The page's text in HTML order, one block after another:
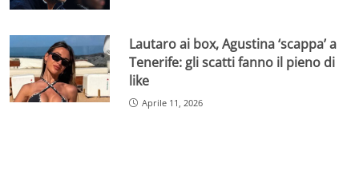
Lautaro ai box, Agustina ‘scappa’ a
Tenerife: gli scatti fanno il pieno di
like
Aprile 11, 2026